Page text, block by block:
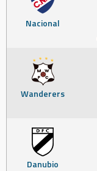
Nacional
Wanderers
Danubio